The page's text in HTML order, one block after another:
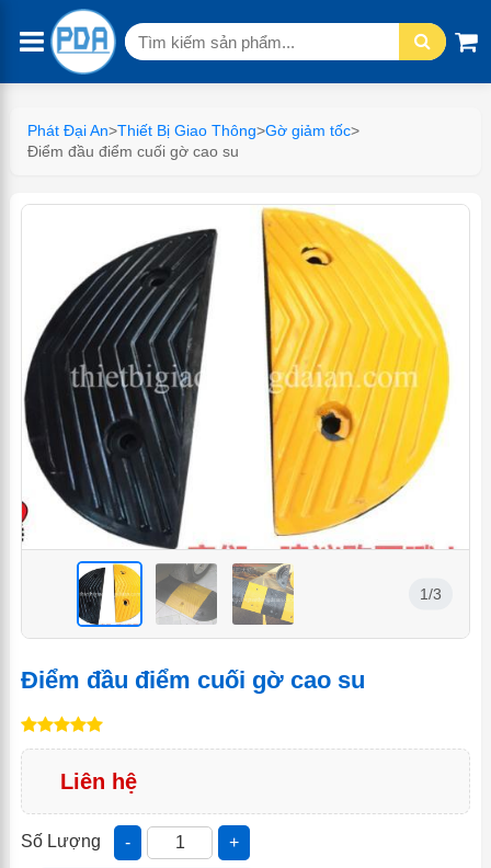
Tìm
Phát Đại An>Thiết Bị Giao Thông>Gờ giảm tốc>
Điểm đầu điểm cuối gờ cao su
< < <
1/3
Điểm đầu điểm cuối gờ cao su
Liên hệ
Số Lượng - +